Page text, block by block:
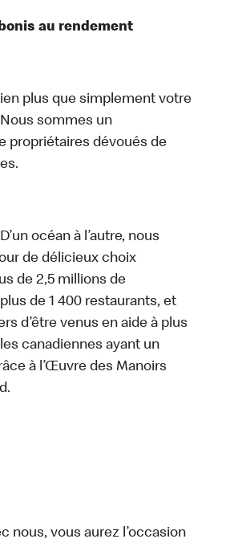
au rendement
plus que simplement votre
sommes un
propriétaires dévoués de
océan à l’autre, nous
de délicieux choix
de 2,5 millions de
de 1 400 restaurants, et
d’être venus en aide à plus
canadiennes ayant un
à l’Œuvre des Manoirs
nous, vous aurez l’occasion